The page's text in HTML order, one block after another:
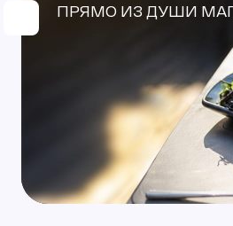
ПРЯМО ИЗ ДУШИ